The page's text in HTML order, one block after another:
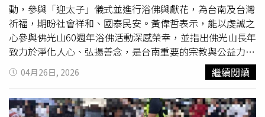
本刊也曾直擊到阿翔穿著輕便拖鞋現身社區大門，與管理員
交談後到附近超商閒晃，逛了一圈沒買東西便又回家；中午
時分，妻子Grace則開車載著大女兒外出。不久後阿翔與兒
子一同上車，展現家庭生活的一面。2019年，阿翔因與謝
忻爆出不倫風波，演藝事業一度重創，但沒多久時間他就重
返螢光幕，目前仍手握《綜藝大集合》、《綜藝新時代》及
YouTube節目《鬧著玩娛樂》等固定主持工作，演藝事業與
收入都已恢復穩定。早在2月6日上午本刊曾直擊到阿翔穿著
動，參與「迎太子」儀式並進行浴佛與獻花，為台南及台灣
祈福，期盼社會祥和、國泰民安。黃偉哲表示，能以虔誠之
心參與佛光山60週年浴佛活動深感榮幸，並指出佛光山長年
致力於淨化人心、弘揚善念，是台南重要的宗教與公益力
量，也為社會注入正向能量。他提到，活動結合宗教儀式與
親子創作，讓現場充滿溫馨與活力。他進一步指出，市府未
來將持續與佛光山深化合作，在公益關懷與社會服務上攜手
推動，並感謝佛光山南台別院長期投入各項社會服務，在天
04月26日, 2026 繼續閱讀